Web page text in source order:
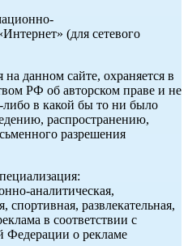
(для сетевого
данном сайте, охраняется в
РФ об авторском праве и не
в какой бы то ни было
распространению,
разрешения
аналитическая,
спортивная, развлекательная,
в соответствии с
Федерации о рекламе